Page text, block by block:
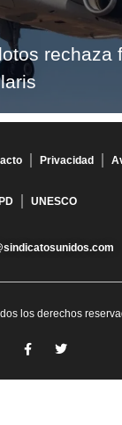
rechaza
Privacidad
UNESCO
los derechos